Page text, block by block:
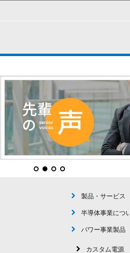
製品・サービス
半導体事業につ
パワー事業製品
カスタム電源